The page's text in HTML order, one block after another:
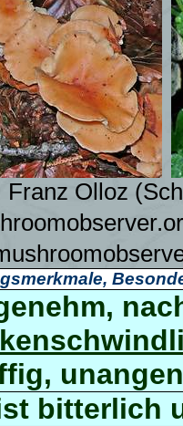
Franz Olloz
bitterlich